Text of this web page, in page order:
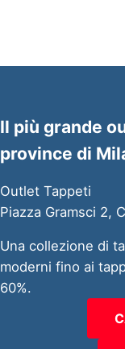
Il più grande
province di
Outlet Tappeti
Piazza Gramsci 2,
Una collezione di
moderni fino ai
60%.